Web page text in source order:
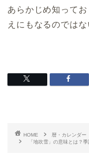
あらかじめ知って
えにもなるのではな
HOME 暦・カレンダー
「地吹雪」の意味とは？